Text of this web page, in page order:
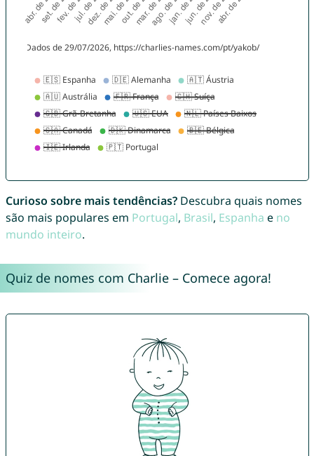
Curioso sobre mais tendências?Descubra quais nomes
são mais populares em Portugal, Brasil, Espanha e no
mundo inteiro.
Quiz de nomes com Charlie – Comece agora!